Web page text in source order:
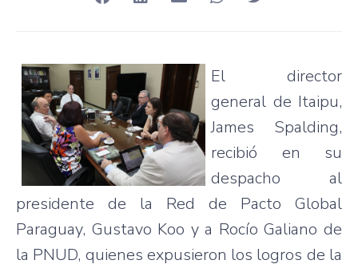
El director
general de Itaipu,
James Spalding,
recibió en su
despacho al
presidente de la Red de Pacto Global
Paraguay, Gustavo Koo y a Rocío Galiano de
la PNUD, quienes expusieron los logros de la